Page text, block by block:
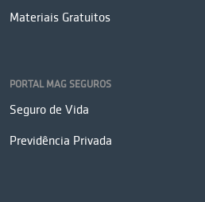
Materiais Gratuitos
PORTAL MAG SEGUROS
Seguro de Vida
Previdência Privada